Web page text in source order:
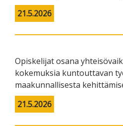
21.5.2026
Opiskelijat osana
kokemuksia kuntouttavan
maakunnallisesta
21.5.2026